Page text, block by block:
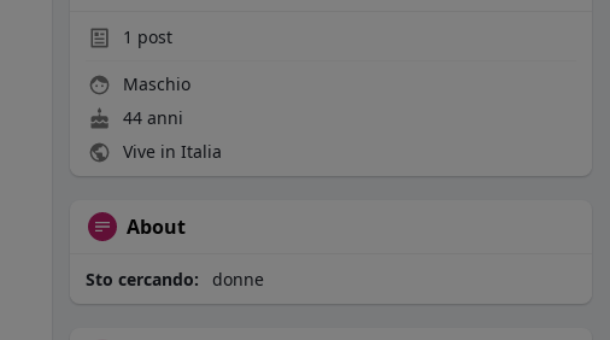
1 post
Maschio
44 anni
Vive in Italia
About
Sto cercando: donne